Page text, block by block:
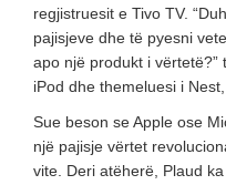
regjistruesit e Tivo TV.
pajisjeve dhe të pyesni
apo një produkt i vërtetë?”
iPod dhe themeluesi i
Sue beson se Apple ose
një pajisje vërtet
vite. Deri atëherë, Plaud